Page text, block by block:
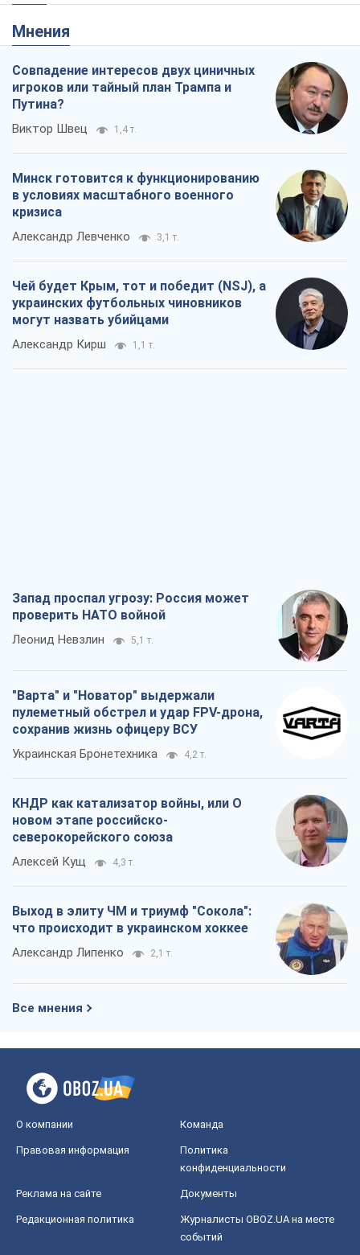
Мнения
Совпадение интересов двух циничных
игроков или тайный план Трампа и
Путина?
Виктор Швец 1,4 т.
Минск готовится к функционированию
в условиях масштабного военного
кризиса
Александр Левченко 3,1 т.
Чей будет Крым, тот и победит (NSJ), а
украинских футбольных чиновников
могут назвать убийцами
Александр Кирш 1,1 т.
Запад проспал угрозу: Россия может
проверить НАТО войной
Леонид Невзлин 5,1 т.
"Варта" и "Новатор" выдержали
пулеметный обстрел и удар FPV-дрона,
сохранив жизнь офицеру ВСУ
Украинская Бронетехника 4,2 т.
КНДР как катализатор войны, или О
новом этапе российско-
северокорейского союза
Алексей Кущ 4,3 т.
Выход в элиту ЧМ и триумф "Сокола":
что происходит в украинском хоккее
Александр Липенко 2,1 т.
Все мнения
О компании Команда
Правовая информация
Политика
конфиденциальности
Реклама на сайте Документы
Редакционная политика
Журналисты OBOZ.UA на месте
событий